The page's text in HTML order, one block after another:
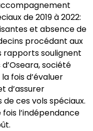
de 2019 à 2022:
et absence de
procédant aux
rapports soulignent
société
fois d’évaluer
d’assurer
ces vols spéciaux.
l’indépendance